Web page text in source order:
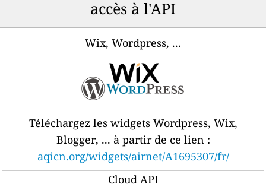
accès à l'API
Wix, Wordpress, ...
Téléchargez les widgets Wordpress, Wix,
Blogger, ... à partir de ce lien :
aqicn.org/widgets/airnet/A1695307/fr/
Cloud API